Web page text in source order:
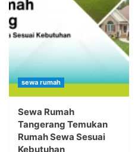
sewa rumah
Sewa Rumah
Tangerang Temukan
Rumah Sewa Sesuai
Kebutuhan